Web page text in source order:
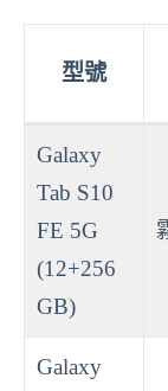
型號
Galaxy
Tab S10
FE 5G
(12+256
GB)
Galaxy